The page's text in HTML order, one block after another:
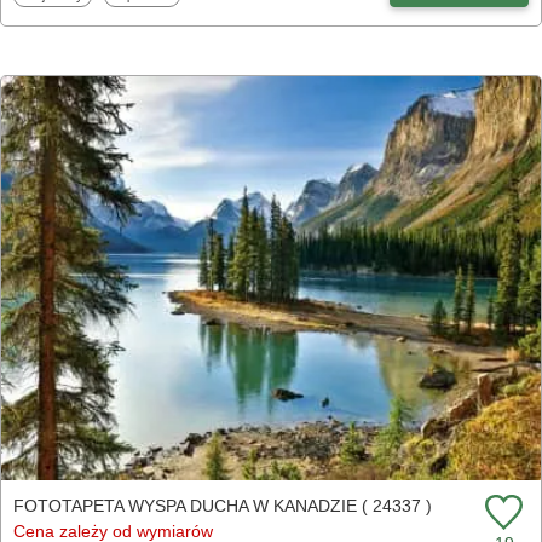
FOTOTAPETA WYSPA DUCHA W KANADZIE ( 24337 )
Cena zależy od wymiarów